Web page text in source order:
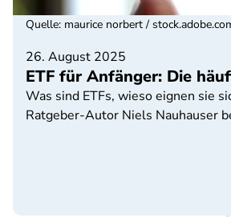
26. August 2025
ETF für Anfänger: Die
Was sind ETFs, wieso eignen sie
Ratgeber-Autor Niels Nauhauser
Quelle: maurice norbert /